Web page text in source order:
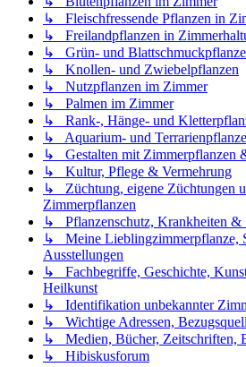
↳ Fleischfressende Pflanzen in
↳ Freilandpflanzen in
↳ Grün- und
↳ Knollen- und Zwiebelpflanzen
↳ Nutzpflanzen im Zimmer
↳ Palmen im Zimmer
↳ Rank-, Hänge- und
↳ Aquarium- und
↳ Gestalten mit Zimmerpflanzen
↳ Kultur, Pflege & Vermehrung
↳ Züchtung, eigene Züchtungen
Zimmerpflanzen
↳ Pflanzenschutz, Krankheiten &
↳ Meine Lieblingzimmerpflanze,
Ausstellungen
↳ Fachbegriffe, Geschichte,
Heilkunst
↳ Identifikation unbekannter
↳ Wichtige Adressen,
↳ Medien, Bücher, Zeitschriften,
↳ Hibiskusforum